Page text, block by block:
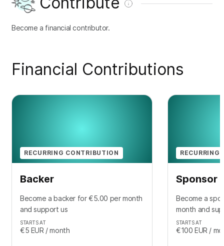
Become a financial contributor.
Financial Contributions
RECURRING CONTRIBUTION
Backer
Become a backer for €5.00 per month
and support us
STARTS AT
€5 EUR / month
RECURRING
Sponsor
Become a
month and
STARTS AT
€100 EUR /